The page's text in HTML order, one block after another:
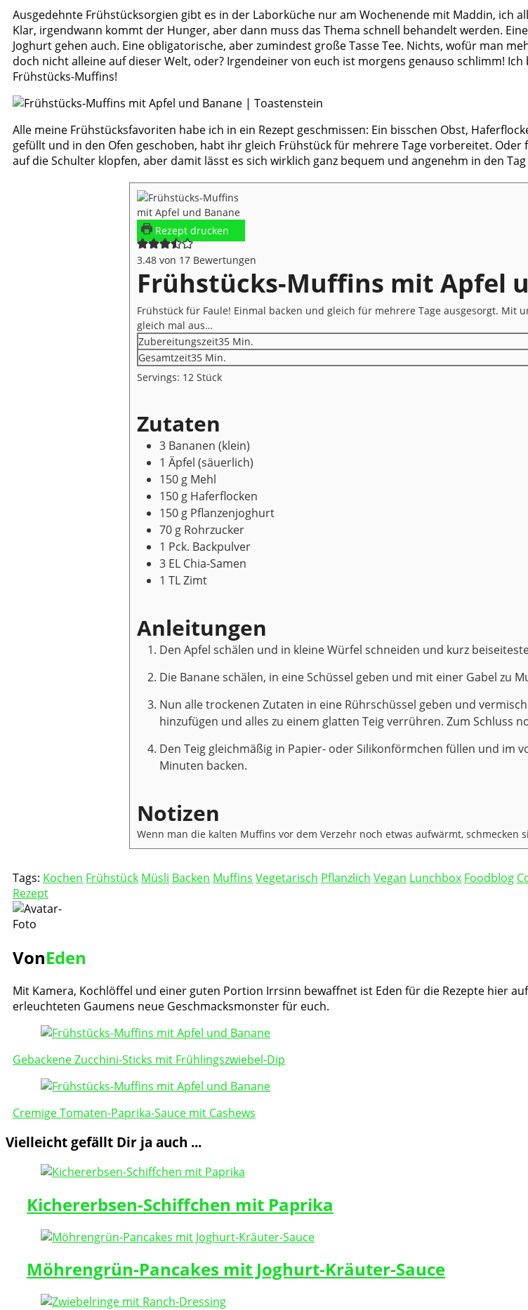
Ausgedehnte Frühstücksorgien gibt es in der Laborküche nur am Wochenende mit Maddin, ich
Klar, irgendwann kommt der Hunger, aber dann muss das Thema schnell behandelt werden.
Joghurt gehen auch. Eine obligatorische, aber zumindest große Tasse Tee. Nichts, wofür man
doch nicht alleine auf dieser Welt, oder? Irgendeiner von euch ist morgens genauso schlimm!
Frühstücks-Muffins!
Alle meine Frühstücksfavoriten habe ich in ein Rezept geschmissen: Ein bisschen Obst,
gefüllt und in den Ofen geschoben, habt ihr gleich Frühstück für mehrere Tage vorbereitet.
auf die Schulter klopfen, aber damit lässt es sich wirklich ganz bequem und angenehm in den
Rezept drucken
3.48von 17Bewertungen
Frühstücks-Muffins mit Apfel
Frühstück für Faule! Einmal backen und gleich für mehrere Tage ausgesorgt. Mit
gleich mal aus…
Zubereitungszeit35Minuten
Min.
Gesamtzeit35Minuten
Min.
Servings: 12 Stück
Zutaten
3 Bananen (klein)
1 Äpfel (säuerlich)
150 g Mehl
150 g Haferflocken
150 g Pflanzenjoghurt
70 g Rohrzucker
1 Pck. Backpulver
3 EL Chia-Samen
1 TL Zimt
Anleitungen
Den Apfel schälen und in kleine Würfel schneiden und kurz
Die Banane schälen, in eine Schüssel geben und mit einer Gabel zu
Nun alle trockenen Zutaten in eine Rührschüssel geben und
hinzufügen und alles zu einem glatten Teig verrühren. Zum Schluss
Den Teig gleichmäßig in Papier- oder Silikonförmchen füllen und im
Minuten backen.
Notizen
Wenn man die kalten Muffins vor dem Verzehr noch etwas aufwärmt, schmecken
Tags: Kochen Frühstück Müsli Backen Muffins Vegetarisch Pflanzlich Vegan Lunchbox Foodblog
Rezept
VonEden
Mit Kamera, Kochlöffel und einer guten Portion Irrsinn bewaffnet ist Eden für die Rezepte hier
erleuchteten Gaumens neue Geschmacksmonster für euch.
Post
Navigation
Gebackene Zucchini-Sticks mit Frühlingszwiebel-Dip
Cremige Tomaten-Paprika-Sauce mit Cashews
Vielleicht gefällt Dir ja auch ...
Kichererbsen-Schiffchen mit Paprika
Möhrengrün-Pancakes mit Joghurt-Kräuter-Sauce